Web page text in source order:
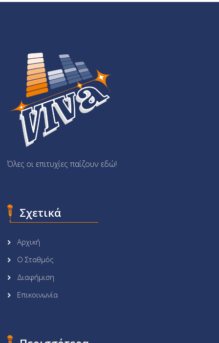
Όλες οι επιτυχίες παίζουν εδώ!
Σχετικά
Αρχική
Ο Σταθμός
Διαφήμιση
Επικοινωνία